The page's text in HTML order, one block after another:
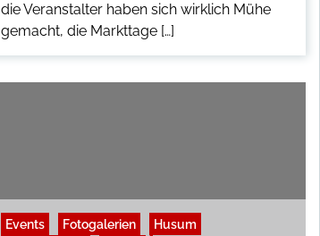
die Veranstalter haben sich wirklich Mühe
gemacht, die Markttage […]
Events Fotogalerien Husum